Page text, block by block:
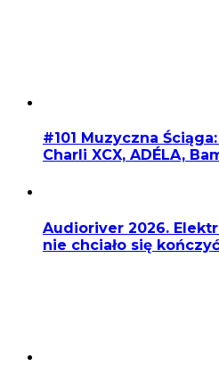
#101 Muzyczna
Charli XCX, ADÉLA,
Audioriver 2026.
nie chciało się kończyć